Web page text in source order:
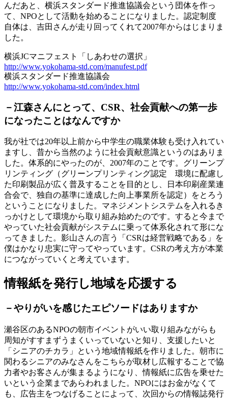
んだあと、横浜スタンダード推進協議会という団体を作っ
て、NPOとして活動を始めることになりました。認定制度
自体は、吉田さんが走り回ってくれて2007年からはじまりま
した。
横浜JCマニフェスト「しあわせの選択」
http://www.yokohama-std.com/manufest.pdf
横浜スタンダード推進協議会
http://www.yokohama-std.com/index.html
－江森さんにとって、CSR、社会貢献への第一歩
になったことはなんですか
我が社では20年以上前から中学生の職業体験も受け入れてい
ますし、昔から当然のように社会貢献意識というのはありま
した。体系的にやったのが、2007年のことです。グリーンプ
リンティング（グリーンプリンティング認定 環境に配慮し
た印刷製品が広く普及することを目的とし、日本印刷産業連
合会で、独自の基準に達成した向上事業所を認定）をとろう
ということになりました。マネジメントシステムを入れるき
っかけとして環境から取り組み始めたのです。すると今まで
やっていた社会貢献がシステムに乗って体系化されて形にな
ってきました。影山さんの言う「CSRは経営戦略である」を
僕はかなり忠実に守ってやっています。CSRの考え方が本業
につながっていくと考えています。
情報紙を発行し地域を応援する
－やりがいを感じたエピソードはありますか
瀬谷区のあるNPOの朝市イベントがいい取り組みながらも
周知がすすまずうまくいっていないと知り、支援したいと
「シニアのチカラ」という地域情報紙を作りました。朝市に
関わるシニアのみなさんをこちらが取材し広報することで協
力者やお客さんが集まるようになり、情報紙に広告を乗せた
いという企業まであらわれました。NPOにはお金がなくて
も、広告主をつなげることによって、次回からの情報誌発行